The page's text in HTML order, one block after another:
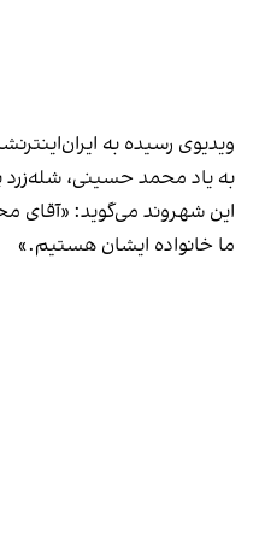
ویدیوی رسیده به
به یاد محمد حسینی، شله‌زرد
این شهروند می‌گوید:
ما خانواده ایشان هستیم.»